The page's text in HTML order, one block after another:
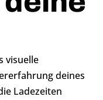
visuelle
deines
Ladezeiten